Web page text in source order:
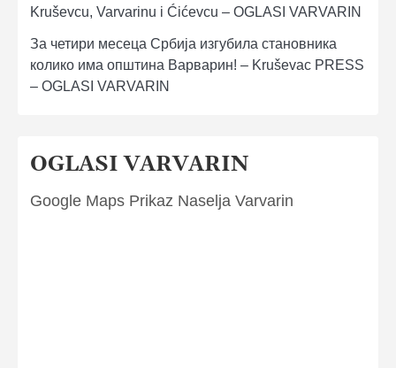
Kruševcu, Varvarinu i Ćićevcu – OGLASI VARVARIN
За четири месеца Србија изгубила становника
колико има општина Варварин! – Kruševac PRESS
– OGLASI VARVARIN
OGLASI VARVARIN
Google Maps Prikaz Naselja Varvarin